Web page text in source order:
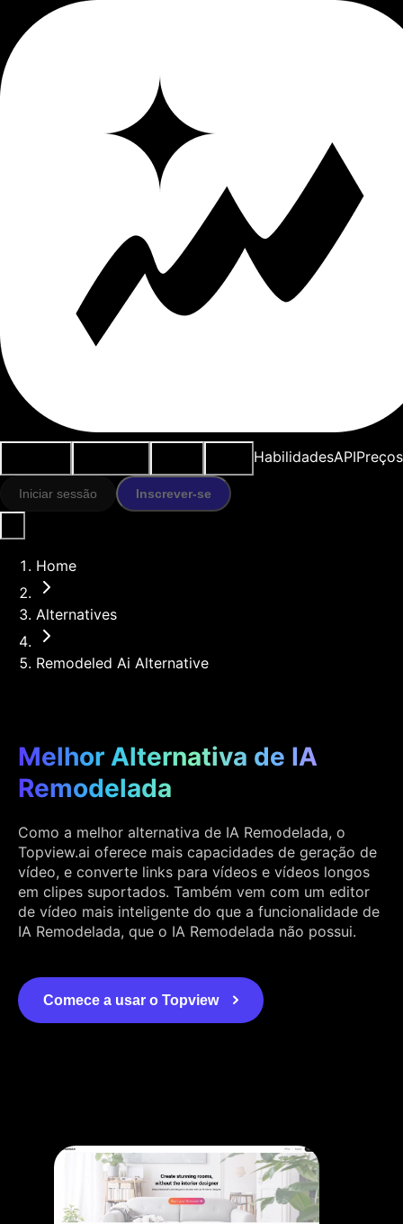
HabilidadesAPIPreços
Iniciar sessão Inscrever-se
Home
Alternatives
Remodeled Ai Alternative
Melhor Alternativa de IA
Remodelada
Como a melhor alternativa de IA Remodelada, o
Topview.ai oferece mais capacidades de geração de
vídeo, e converte links para vídeos e vídeos longos
em clipes suportados. Também vem com um editor
de vídeo mais inteligente do que a funcionalidade de
IA Remodelada, que o IA Remodelada não possui.
Comece a usar o Topview